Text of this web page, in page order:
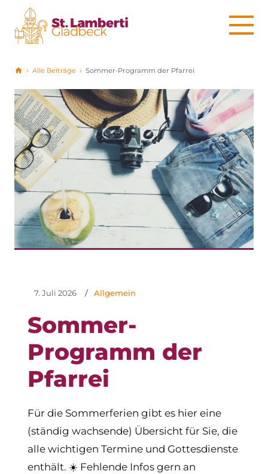
Alle Beiträge Sommer-Programm der Pfarrei
7. Juli 2026 / Allgemein
Sommer-
Programm der
Pfarrei
Für die Sommerferien gibt es hier eine
(ständig wachsende) Übersicht für Sie, die
alle wichtigen Termine und Gottesdienste
enthält. ☀️ Fehlende Infos gern an